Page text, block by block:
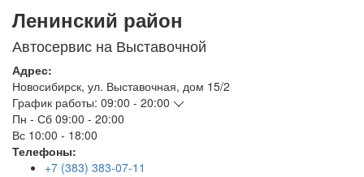
Ленинский район
Автосервис на Выставочной
Адрес:
Новосибирск, ул. Выставочная, дом 15/2
График работы: 09:00 - 20:00
Пн - Сб 09:00 - 20:00
Вс 10:00 - 18:00
Телефоны:
+7 (383) 383-07-11